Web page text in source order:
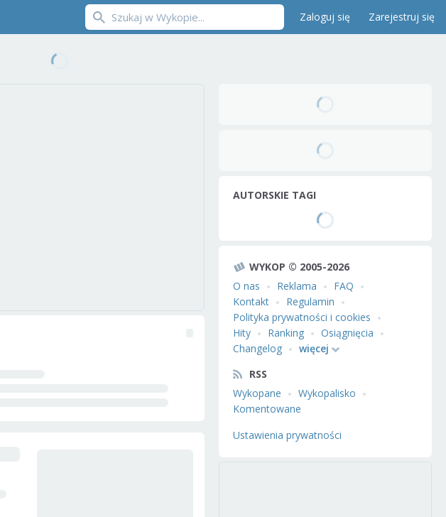
Zaloguj się Zarejestruj się
AUTORSKIE TAGI
WYKOP © 2005-2026
O nas
Reklama
FAQ
Kontakt
Regulamin
Polityka prywatności i cookies
Hity
Ranking
Osiągnięcia
Changelog
więcej
RSS
Wykopane
Wykopalisko
Komentowane
Ustawienia prywatności